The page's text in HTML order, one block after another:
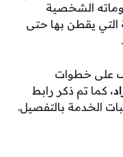
الشخصية
التي يقطن بها حتى
على خطوات
، كما تم ذكر رابط
الخدمة بالتفصيل.